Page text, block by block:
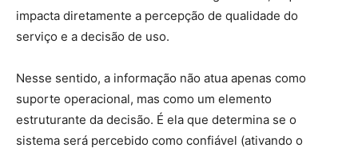
impacta diretamente a percepção de qualidade do
serviço e a decisão de uso.
Nesse sentido, a informação não atua apenas como
suporte operacional, mas como um elemento
estruturante da decisão. É ela que determina se o
sistema será percebido como confiável (ativando o